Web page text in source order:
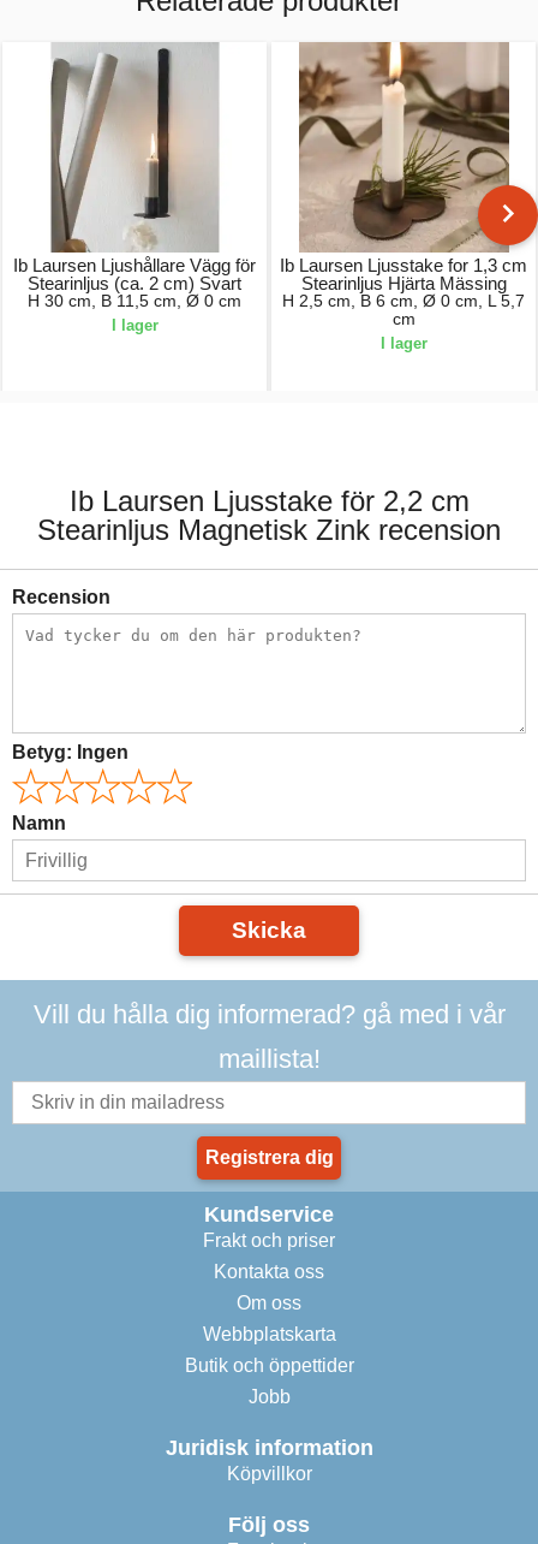
Ib Laursen Ljushållare Vägg för
Stearinljus (ca. 2 cm) Svart
H 30 cm, B 11,5 cm, Ø 0 cm
I lager
Ib Laursen Ljusstake for 1,3 cm
Stearinljus Hjärta Mässing
H 2,5 cm, B 6 cm, Ø 0 cm, L 5,7
cm
I lager
Ib Laursen Ljusstake för 2,2 cm
Stearinljus Magnetisk Zink recension
Recension
Betyg: Ingen
Namn
Skicka
Vill du hålla dig informerad? gå med i vår
maillista!
Registrera dig
Kundservice
Frakt och priser
Kontakta oss
Om oss
Webbplatskarta
Butik och öppettider
Jobb
Juridisk information
Köpvillkor
Följ oss